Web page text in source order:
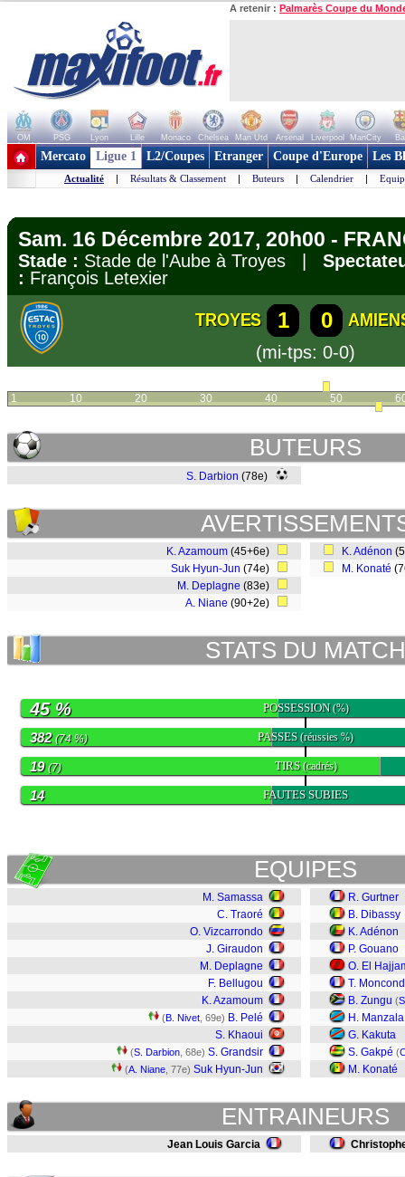
A retenir : Palmarès Coupe du
OM PSG Lyon Lille Monaco Chelsea Man Utd Arsenal Liverpool ManCity
+ de clubs
Mercato Ligue 1 L2/Coupes Etranger Coupe d'Europe Les
Actualité | Résultats & Classement | Buteurs | Calendrier |
Sam. 16 Décembre 2017, 20h00 -
Stade : Stade de l'Aube à Troyes |
: François Letexier
TROYES 1 0
(mi-tps: 0-0)
1 10 20 30 40 50
BUTEURS
S. Darbion (78e)
K. Azamoum (45+6e)
Suk Hyun-Jun (74e)
M. Deplagne (83e)
A. Niane (90+2e)
K. Adénon
M. Konaté
STATS DU MATCH
POSSESSION(%)
45 %
PASSES(réussies %)
382(74 %)
TIRS(cadrés)
19(7)
FAUTES SUBIES
14
EQUIPES
M. Samassa
C. Traoré
O. Vizcarrondo
J. Giraudon
M. Deplagne
F. Bellugou
K. Azamoum
(B. Nivet , 69e) B. Pelé
S. Khaoui
(S. Darbion , 68e) S. Grandsir
(A. Niane , 77e) Suk Hyun-Jun
R. Gurtner
B. Dibassy
K. Adénon
P. Gouano
O. El
T.
B. Zungu (
H. Manzala
G. Kakuta
S. Gakpé (
M. Konaté
ENTRAINEURS
Jean Louis Garcia